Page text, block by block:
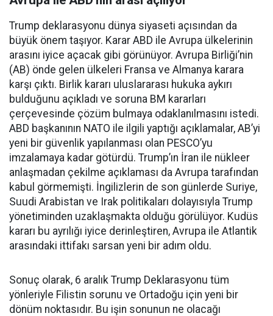
Trump deklarasyonu dünya siyaseti açısından da
büyük önem taşıyor. Karar ABD ile Avrupa ülkelerinin
arasını iyice açacak gibi görünüyor. Avrupa Birliği’nin
(AB) önde gelen ülkeleri Fransa ve Almanya karara
karşı çıktı. Birlik kararı uluslararası hukuka aykırı
bulduğunu açıkladı ve soruna BM kararları
çerçevesinde çözüm bulmaya odaklanılmasını istedi.
ABD başkanının NATO ile ilgili yaptığı açıklamalar, AB’yi
yeni bir güvenlik yapılanması olan PESCO’yu
imzalamaya kadar götürdü. Trump’ın İran ile nükleer
anlaşmadan çekilme açıklaması da Avrupa tarafından
kabul görmemişti. İngilizlerin de son günlerde Suriye,
Suudi Arabistan ve Irak politikaları dolayısıyla Trump
yönetiminden uzaklaşmakta olduğu görülüyor. Kudüs
kararı bu ayrılığı iyice derinleştiren, Avrupa ile Atlantik
arasındaki ittifakı sarsan yeni bir adım oldu.
Sonuç olarak, 6 aralık Trump Deklarasyonu tüm
yönleriyle Filistin sorunu ve Ortadoğu için yeni bir
dönüm noktasıdır. Bu işin sonunun ne olacağı